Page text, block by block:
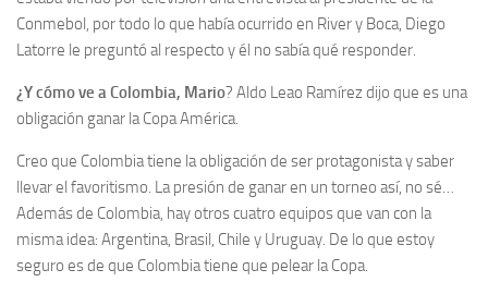
Conmebol, por todo lo que había ocurrido en River y Boca, Diego
Latorre le preguntó al respecto y él no sabía qué responder.
¿Y cómo ve a Colombia, Mario? Aldo Leao Ramírez dijo que es una
obligación ganar la Copa América.
Creo que Colombia tiene la obligación de ser protagonista y saber
llevar el favoritismo. La presión de ganar en un torneo así, no sé…
Además de Colombia, hay otros cuatro equipos que van con la
misma idea: Argentina, Brasil, Chile y Uruguay. De lo que estoy
seguro es de que Colombia tiene que pelear la Copa.